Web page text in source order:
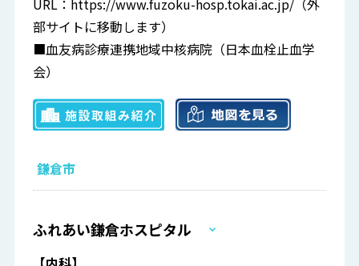
URL： https://www.fuzoku-hosp.tokai.ac.jp/ （外
部サイトに移動します）
■血友病診療連携地域中核病院（日本血栓止血学
会）
鎌倉市
ふれあい鎌倉ホスピタル